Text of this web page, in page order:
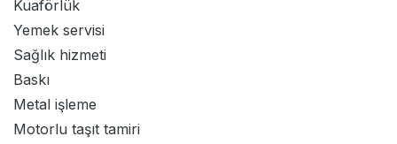
Kuaförlük
Yemek servisi
Sağlık hizmeti
Baskı
Metal işleme
Motorlu taşıt tamiri